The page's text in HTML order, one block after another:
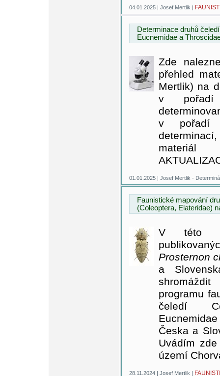
04.01.2025 | Josef Mertlik |
Determinace druhů
Eucnemidae a
Zde
přehled
Mertlik) na
v
v pořadí
materiál
01.01.2025 | Josef Mertlik -
Faunistické mapování
(Coleoptera, Elateridae)
V této
Prosternon
a
programu
čeledí
Česka a
Uvádím
území
28.11.2024 | Josef Mertlik |